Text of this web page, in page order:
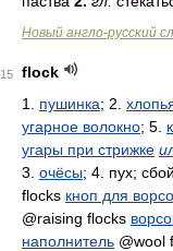
Новый англо-русский
15
flock
1. пушинка; 2.
угарное волокно; 5.
угары при стрижке
3. очёсы; 4. пух; сбой
flocks кноп для
@raising flocks
наполнитель @wool